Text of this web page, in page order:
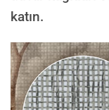
katın.